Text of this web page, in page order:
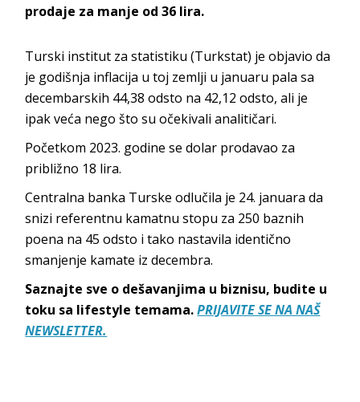
prodaje za manje od 36 lira.
Turski institut za statistiku (Turkstat) je objavio da
je godišnja inflacija u toj zemlji u januaru pala sa
decembarskih 44,38 odsto na 42,12 odsto, ali je
ipak veća nego što su očekivali analitičari.
Početkom 2023. godine se dolar prodavao za
približno 18 lira.
Centralna banka Turske odlučila je 24. januara da
snizi referentnu kamatnu stopu za 250 baznih
poena na 45 odsto i tako nastavila identično
smanjenje kamate iz decembra.
Saznajte sve o dešavanjima u biznisu, budite u
toku sa lifestyle temama.PRIJAVITE SE NA NAŠ
NEWSLETTER.